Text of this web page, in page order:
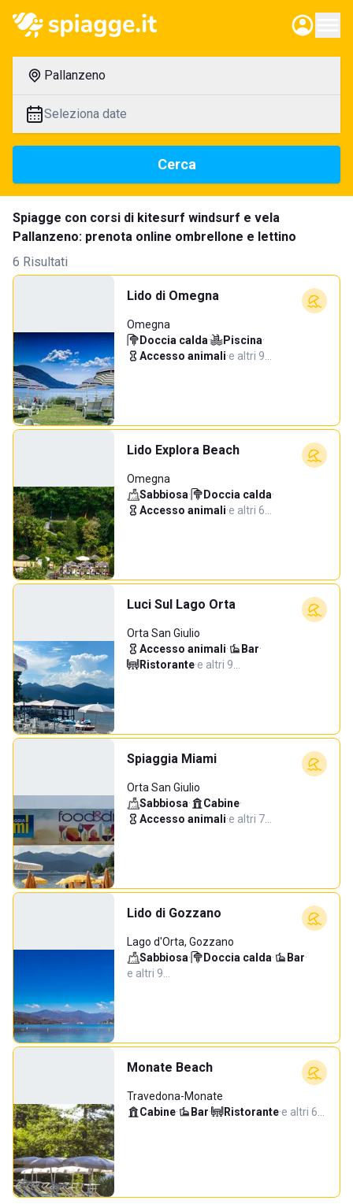
Pallanzeno
Seleziona date
Cerca
Spiagge con corsi di kitesurf windsurf e vela
Pallanzeno: prenota online ombrellone e lettino
6 Risultati
Lido di Omegna
Omegna
Doccia calda· Piscina·
Accesso animali·e altri 9…
Lido Explora Beach
Omegna
Sabbiosa· Doccia calda·
Accesso animali·e altri 6…
Luci Sul Lago Orta
Orta San Giulio
Accesso animali· Bar·
Ristorante·e altri 9…
Spiaggia Miami
Orta San Giulio
Sabbiosa· Cabine·
Accesso animali·e altri 7…
Lido di Gozzano
Lago d'Orta, Gozzano
Sabbiosa· Doccia calda· Bar·
e altri 9…
Monate Beach
Travedona-Monate
Cabine· Bar· Ristorante·e altri 6…